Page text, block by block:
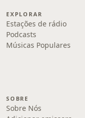
EXPLORAR
Estações de rádio
Podcasts
Músicas Populares
SOBRE
Sobre Nós